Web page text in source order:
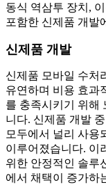
동식 역삼투 장치,
포함한 신제품 개발
신제품 개발
신제품 모바일 수처
유연하며 비용 효과
를 충족시키기 위해
니다. 신제품 개발
모두에서 널리 사용
이루어졌습니다. 이
위한 안정적인 솔루
에서 채택이 증가하